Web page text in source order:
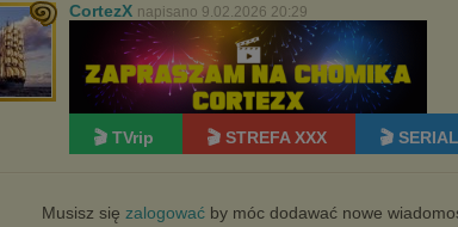
CortezX napisano 9.02.2026 20:29
🎬 TVrip 🎬 STREFA XXX 🎬
Musisz się zalogowaćby móc dodawać nowe